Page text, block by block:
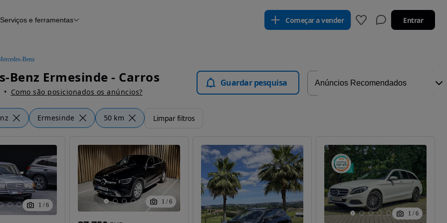
Histórico do veículo
Serviços e ferramentas Começar a vender Entrar
Benz
Benz Ermesinde - Carros
Como são posicionados os anúncios?
Guardar pesquisa
Ermesinde 50 km Limpar filtros
1 / 6 1 / 6
1 / 6